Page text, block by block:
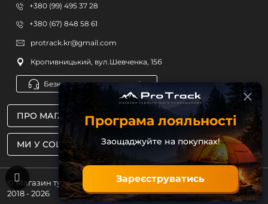
МИ У СОЦМЕРЕЖАХ
ПРО МАГАЗИН
+380 (99) 495 37 28
+380 (67) 848 58 61
protrack.kr@gmail.com
Кропивницький, вул.Шевченка, 15б
Безкоштовна консультація
© Магазин туристичного спорядження ProTrack
2018 - 2026
Програма лояльності
Заощаджуйте на покупках!
Зареєструватись